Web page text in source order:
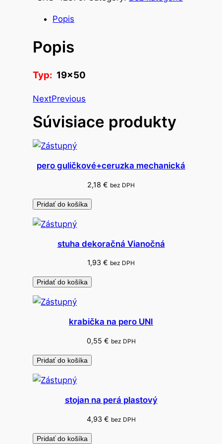
a
a
á
k
k
e
p
á
Popis
Popis
Typ: 19×50
NextPrevious
Súvisiace produkty
pero guličkové+ceruzka mechanická
2,18 € bez DPH
Pridať do košíka
stuha dekoračná Vianočná
1,93 € bez DPH
Pridať do košíka
krabička na pero UNI
0,55 € bez DPH
Pridať do košíka
stojan na perá plastový
4,93 € bez DPH
Pridať do košíka